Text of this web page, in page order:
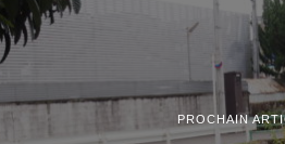
PROCHAIN